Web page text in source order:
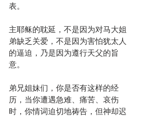
表。
主耶稣的耽延，不是因为对马大姐
弟缺乏关爱，不是因为害怕犹太人
的逼迫，乃是因为遵行天父的旨
意。
弟兄姐妹们，你是否有这样的经
历，当你遭遇急难、痛苦、哀伤
时，你情词迫切地祷告，但神却迟